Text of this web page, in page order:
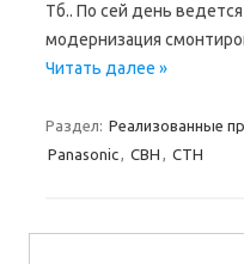
Тб.. По сей день
модернизация
Читать далее »
Раздел: Реализованные
Panasonic, СВН , СТН